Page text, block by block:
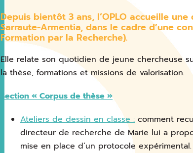
Depuis bientôt 3 ans, l’OPLO accueille
Sarraute-Armentia, dans le cadre d’une
Formation par la Recherche).
Elle relate son quotidien de jeune chercheuse
la thèse, formations et missions de valorisation.
Section « Corpus de thèse »
Ateliers de dessin en classe : comment
directeur de recherche de Marie lui a
mise en place d’un protocole expérimental.